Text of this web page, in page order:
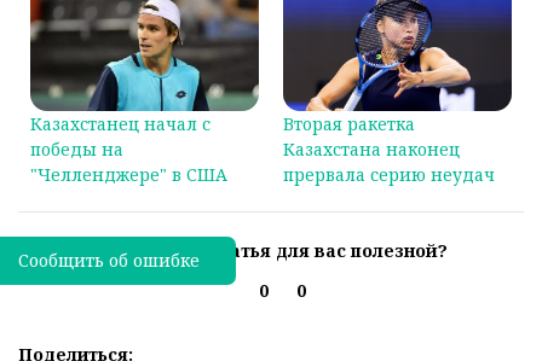
Казахстанец начал с
победы на
"Челленджере" в США
Вторая ракетка
Казахстана наконец
прервала серию неудач
Была ли эта статья для вас полезной?
0
0
Поделиться:
Сообщить об ошибке